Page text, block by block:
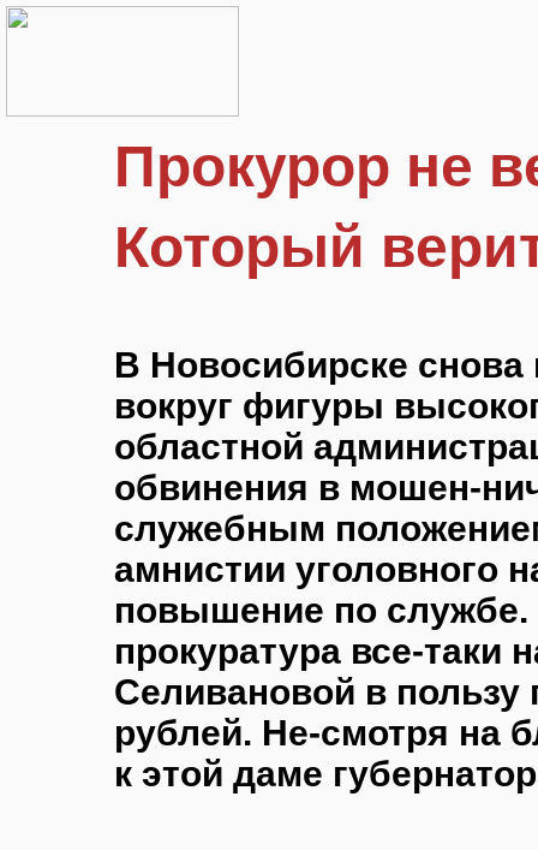
Прокурор не
Который
В Новосибирске
вокруг фигуры
областной
обвинения в мошен-
служебным
амнистии уголовного
повышение по
прокуратура все-таки
Селивановой в пользу
рублей. Не-смотря на
к этой даме